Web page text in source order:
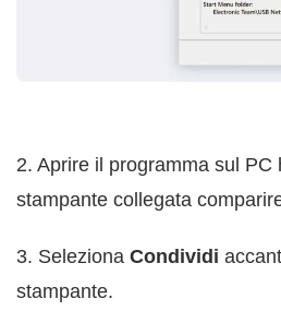
2. Aprire il programma sul PC
stampante collegata
3. Seleziona Condividi
stampante.